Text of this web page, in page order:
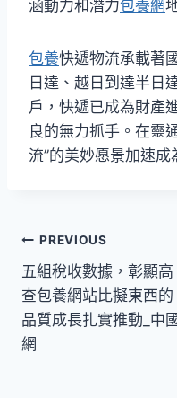
涵動力和潛力包養網
包養快遞物流承載著
日達、越日到達半日
戶，快遞已成為財產
良的無力抓手。在靈
流”的美妙愿景加速
文
章
導
覽
PREVIOUS
五組稅收數據，彰顯高
查包養網站比擬東西的
品質成長扎實推動_中
網